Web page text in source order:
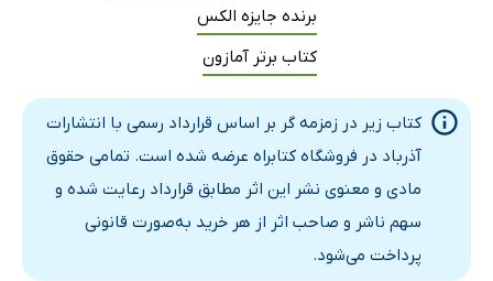
برنده جایزه الکس
کتاب برتر آمازون
کتاب زیر در زمزمه گر بر اساس قرارداد رسمی با انتشارات
آذرباد در فروشگاه کتابراه عرضه شده است. تمامی حقوق
مادی و معنوی نشر این اثر مطابق قرارداد رعایت شده و
سهم ناشر و صاحب اثر از هر خرید به‌صورت قانونی
پرداخت می‌شود.